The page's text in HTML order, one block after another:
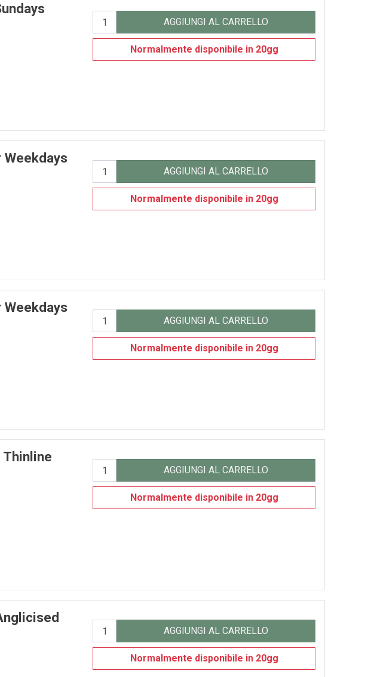
AGGIUNGI AL CARRELLO
Normalmente disponibile in 20gg
AGGIUNGI AL CARRELLO
Normalmente disponibile in 20gg
AGGIUNGI AL CARRELLO
Normalmente disponibile in 20gg
Thinline
AGGIUNGI AL CARRELLO
Normalmente disponibile in 20gg
AGGIUNGI AL CARRELLO
Normalmente disponibile in 20gg